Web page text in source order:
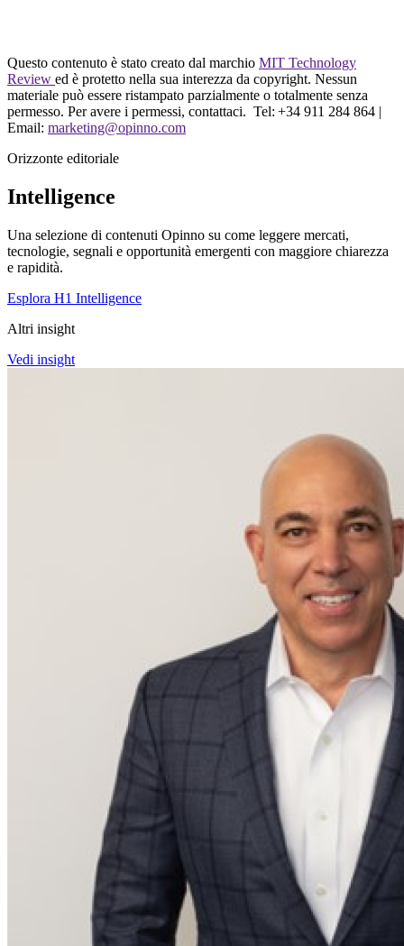
Questo contenuto è stato creato dal marchio MIT Technology
Review ed è protetto nella sua interezza da copyright. Nessun
materiale può essere ristampato parzialmente o totalmente senza
permesso. Per avere i permessi, contattaci. Tel: +34 911 284 864 |
Email: marketing@opinno.com
Orizzonte editoriale
Intelligence
Una selezione di contenuti Opinno su come leggere mercati,
tecnologie, segnali e opportunità emergenti con maggiore chiarezza
e rapidità.
Esplora H1 Intelligence
Altri insight
Vedi insight